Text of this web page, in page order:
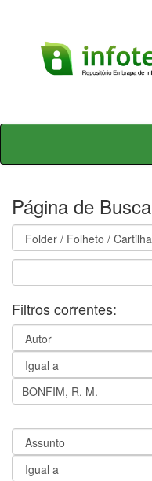
Skip
Página de Busca
Filtros correntes: